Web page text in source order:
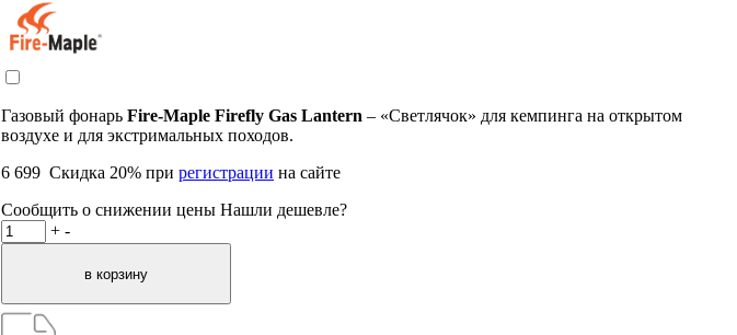
Газовый фонарь Fire-Maple Firefly Gas Lantern – «Светлячок» для кемпинга на открытом
воздухе и для экстримальных походов.
6 699 Скидка 20% при регистрации на сайте
Сообщить о снижении цены Нашли дешевле?
+ -